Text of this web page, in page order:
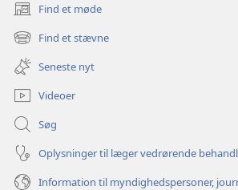
Find et møde
(åbner
nyt
vindue)
Find et stævne
(åbner
nyt
vindue)
Seneste nyt
Videoer
Søg
Oplysninger til læger vedrørende
Information til myndighedspersoner,